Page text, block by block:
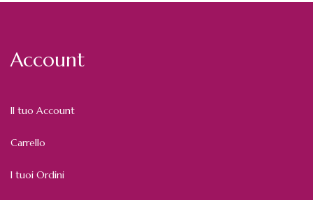
Account
Il tuo Account
Carrello
I tuoi Ordini